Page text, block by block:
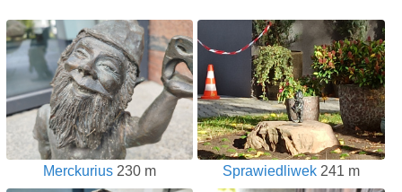
Merckurius 230 m Sprawiedliwek241 m